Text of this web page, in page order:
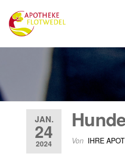
JAN.
24
2024 Von IHRE